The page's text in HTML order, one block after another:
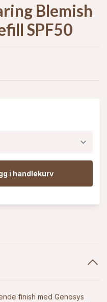
Blemish
SPF50
i handlekurv
finish med Genosys